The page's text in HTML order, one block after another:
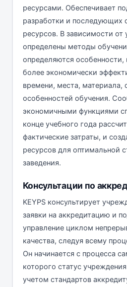
ресурсами. Обеспечивает
разработки и последующих
ресурсов. В зависимости от
определены методы
определяются особенности,
более экономически
времени, места, материала,
особенностей обучения.
экономичными функциями
конце учебного года
фактические затраты, и
ресурсов для оптимальной
заведения.
Консультации по
KEYPS консультирует
заявки на аккредитацию и
управление циклом
качества, следуя всему
Он начинается с процесса
которого статус
учетом стандартов